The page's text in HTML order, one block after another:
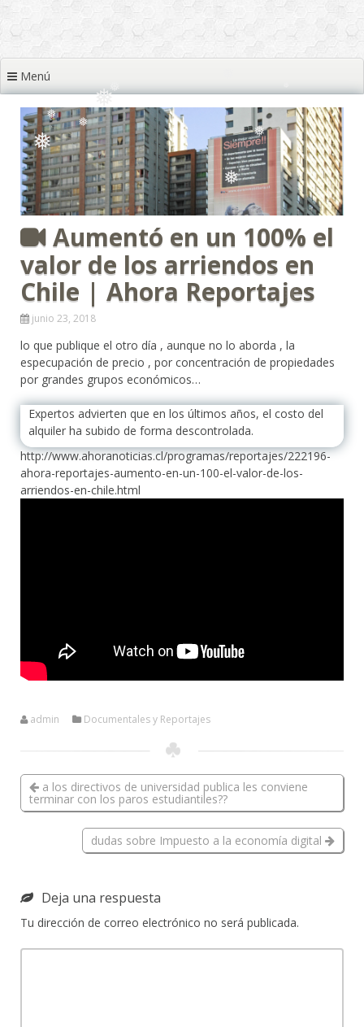
❅
❅
❅
❅
❅ ❅
❅
❅
❅
Menú
Aumentó en un 100% el
valor de los arriendos en
Chile | Ahora Reportajes
junio 23, 2018
lo que publique el otro día , aunque no lo aborda , la
especupación de precio , por concentración de propiedades
por grandes grupos económicos…
Expertos advierten que en los últimos años, el costo del
alquiler ha subido de forma descontrolada.
http://www.ahoranoticias.cl/programas/reportajes/222196-
ahora-reportajes-aumento-en-un-100-el-valor-de-los-
arriendos-en-chile.html
admin Documentales y Reportajes
a los directivos de universidad publica les conviene
terminar con los paros estudiantiles??
dudas sobre Impuesto a la economía digital
Deja una respuesta
Tu dirección de correo electrónico no será publicada.